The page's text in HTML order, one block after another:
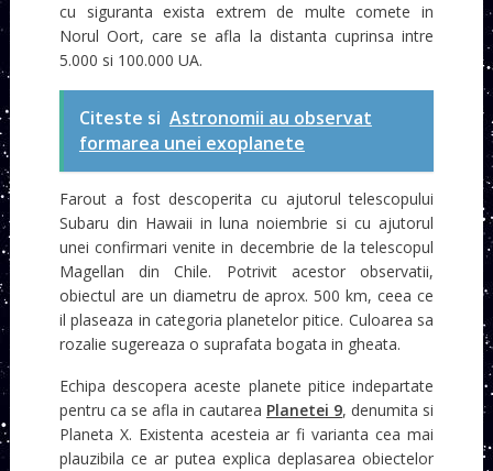
cu siguranta exista extrem de multe comete in
Norul Oort, care se afla la distanta cuprinsa intre
5.000 si 100.000 UA.
Citeste si Astronomii au observat
formarea unei exoplanete
Farout a fost descoperita cu ajutorul telescopului
Subaru din Hawaii in luna noiembrie si cu ajutorul
unei confirmari venite in decembrie de la telescopul
Magellan din Chile. Potrivit acestor observatii,
obiectul are un diametru de aprox. 500 km, ceea ce
il plaseaza in categoria planetelor pitice. Culoarea sa
rozalie sugereaza o suprafata bogata in gheata.
Echipa descopera aceste planete pitice indepartate
pentru ca se afla in cautarea Planetei 9, denumita si
Planeta X. Existenta acesteia ar fi varianta cea mai
plauzibila ce ar putea explica deplasarea obiectelor